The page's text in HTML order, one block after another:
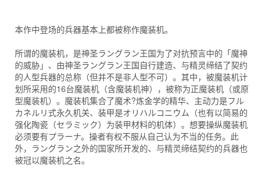
本作中登场的兵器基本上都被称作魔装机。
所谓的魔装机，是神圣ラングラン王国为了对抗预言中的「魔神
的威胁」、由神圣ラングラン王国自行建造、与精灵缔结了契约
的人型兵器的总称（但并不是非人型不可）。其中，被魔装机计
划所采用的16台魔装机（含魔装机神），被称为正魔装机（或原
型魔装机）。魔装机集合了魔术?炼金学的精华、主动力是フル
カネルリ式永久机关、装甲是オリハルコニウム（也有以简易的
强化陶瓷（セラミック）为装甲材料的机体）。想要操纵魔装机
必须要有プラーナ。操者有权不服从自己认为不当的任务。此
外，ラングラン之外的国家所开发的、与精灵缔结契约的兵器也
被冠以魔装机之名。